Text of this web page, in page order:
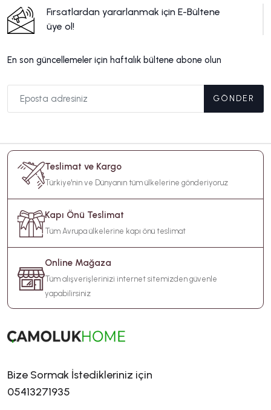
Fırsatlardan yararlanmak için E-Bültene
üye ol!
En son güncellemeler için haftalık bültene abone olun
GÖNDER
Teslimat ve Kargo
Türkiye'nin ve Dünyanın tüm ülkelerine gönderiyoruz
Kapı Önü Teslimat
Tüm Avrupa ülkelerine kapı önü teslimat
Online Mağaza
Tüm alışverişlerinizi internet sitemizden güvenle
yapabilirsiniz
Bize Sormak İstedikleriniz için
05413271935